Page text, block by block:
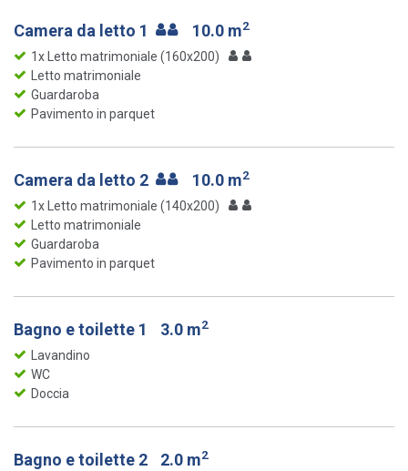
Camera da letto 1 10.0 m2
1x Letto matrimoniale (160x200)
Letto matrimoniale
Guardaroba
Pavimento in parquet
Camera da letto 2 10.0 m2
1x Letto matrimoniale (140x200)
Letto matrimoniale
Guardaroba
Pavimento in parquet
Bagno e toilette 1 3.0 m2
Lavandino
WC
Doccia
Bagno e toilette 2 2.0 m2